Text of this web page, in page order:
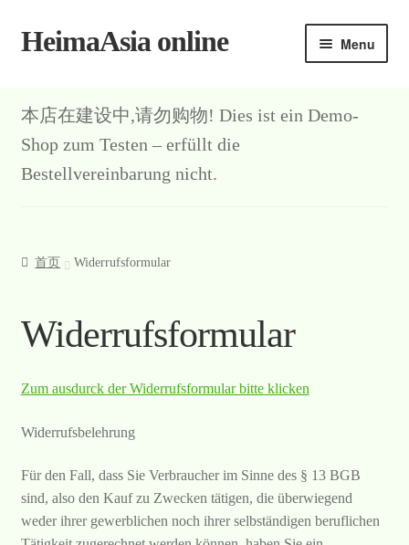
Skip
Skip
HeimaAsia online Menu
本店在建设中,请勿购物! Dies ist ein Demo-
Shop zum Testen – erfüllt die
Bestellvereinbarung nicht.
首页 Widerrufsformular
Widerrufsformular
Zum ausdurck der Widerrufsformular bitte klicken
Widerrufsbelehrung
Für den Fall, dass Sie Verbraucher im Sinne des § 13 BGB
sind, also den Kauf zu Zwecken tätigen, die überwiegend
weder ihrer gewerblichen noch ihrer selbständigen beruflichen